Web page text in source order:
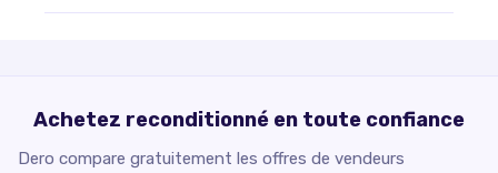
Achetez reconditionné en toute confiance
Dero compare gratuitement les offres de vendeurs